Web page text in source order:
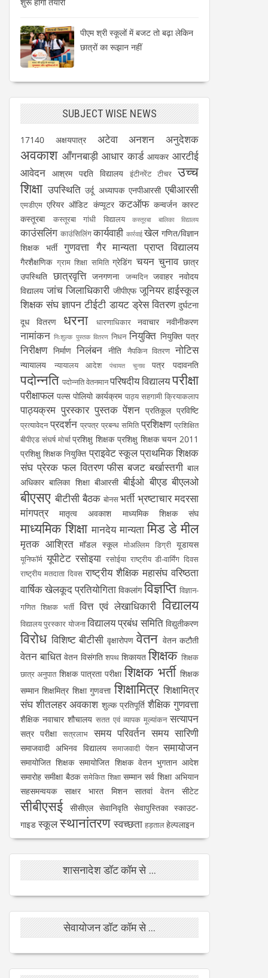
पीएम श्री स्कूलों में बजट तो बढ़ा लेकिन
छात्रों का रूझान नहीं
SUBJECT WISE NEWS
17140 अक्षयपात्र अटेवा अनशन अनुदेशक
अवकाश आँगनबाड़ी आधार कार्ड आयकर आरटीई
आवेदन आश्रम पद्दति विद्यालय इंटीनरेंट टीचर उच्च
शिक्षा उपस्थिति उर्दू अध्यापक एनपीआरसी एबीआरसी
एमडीएम एरियर ऑडिट कंप्यूटर कटऑफ कन्वर्जन कास्ट
कस्तूरबा
कस्तूरबा गांधी विद्यालय कस्तूरबा बालिका विद्यालय
काउंसलिंग काउंसिलिंग कार्यवाही कार्रवाई खेल गणित/विज्ञान
शिक्षक भर्ती
गुणवत्ता गैर मान्यता प्राप्त विद्यालय
गैरशैक्षणिक ग्राम शिक्षा समिति ग्रेडिंग चयन चुनाव छात्र
उपस्थिति छात्रवृत्ति जनगणना जन्मदिन जवाहर नवोदय
विद्यालय जांच जिलाधिकारी जीपीएफ जूनियर हाईस्कूल
शिक्षक संघ ज्ञापन टीईटी डायट ड्रेस वितरण दुर्घटना
दूध वितरण
धरना धारणाधिकार नवाचार नवीनीकरण
नामांकन निःशुल्क पुस्तक वितरण निधन नियुक्ति नियुक्ति पत्र
निरीक्षण निर्माण निलंबन नीति नैपकिन वितरण नोटिस
न्यायालय न्यायालय आदेश पंचायत चुनाव पत्र पदावनति
पदोन्नति पदोन्नति वेतनमानपरिषदीय विद्यालयपरीक्षा
परीक्षाफल पल्स पोलियो कार्यक्रम पाठ्य सहगामी क्रियाकलाप
पाठ्यक्रम पुरस्कार पुस्तक पेंशन प्रतिकूल प्रविष्टि
प्रत्यावेदन प्रदर्शन प्रपत्र प्रबन्ध समिति प्रशिक्षण प्रशिक्षित
बीपीएड संघर्ष मोर्चा प्रशिक्षु शिक्षक प्रशिक्षु शिक्षक चयन 2011
प्रशिक्षु शिक्षक नियुक्ति प्राइवेट स्कूलप्राथमिक शिक्षक
संघ प्रेरक फल वितरण फीस बजट बर्खास्तगी बाल
अधिकार बालिका शिक्षा बीआरसी बीईओ बीएड बीएलओ
बीएसए बीटीसी बैठक बोनस भर्ती भ्रष्टाचार मदरसा
मांगपत्र
मातृत्व अवकाश माध्यमिक शिक्षक संघ
माध्यमिक शिक्षा मानदेय मान्यता मिड डे मील
मृतक आश्रित मॉडल स्कूल मोअल्लिम डिग्री यूडायस
यूनिफॉर्म यूपीटेट रसोइया रसोईया राष्ट्रीय डी-वार्मिंग दिवस
राष्ट्रीय मतदाता दिवस राष्ट्रीय शैक्षिक महासंघ वरिष्ठता
वार्षिक खेलकूद प्रतियोगिता विकलांग विज्ञप्ति विज्ञान-
गणित शिक्षक भर्ती वित्त एवं लेखाधिकारी विद्यालय
विद्यालय पुरस्कार योजनाविद्यालय प्रबंध समिति विद्युतीकरण
विरोध विशिष्ट बीटीसी वृक्षारोपण वेतन वेतन कटौती
वेतन बाधित वेतन विसंगति शपथ शिकायत शिक्षक शिक्षक
छात्र अनुपात शिक्षक पात्रता परीक्षा शिक्षक भर्ती शिक्षक
सम्मान शिक्षमित्र शिक्षा गुणवत्ता शिक्षामित्र शिक्षामित्र
संघ शीतलहर अवकाश शुल्क प्रतिपूर्ति शैक्षिक गुणवत्ता
शैक्षिक नवाचार शौचालय सतत एवं व्यापक मूल्यांकन सत्यापन
सत्र परीक्षा सत्रलाभ समय परिवर्तन समय सारिणी
समाजवादी अभिनव विद्यालय समाजवादी पेंशन समायोजन
समायोजित शिक्षक समायोजित शिक्षक वेतन भुगतान आदेश
समारोह समीक्षा बैठक समेकित शिक्षा सम्मान सर्व शिक्षा अभियान
सहसमन्वयक
साक्षर भारत मिशन सातवां वेतन सीटेट
सीबीएसई सीसीएल सेवानिवृति सेवापुस्तिका स्काउट-
गाइड स्कूलस्थानांतरण स्वच्छता हड़तालहेल्पलाइन
शासनादेश डॉट कॉम से ...
सेवायोजन डॉट कॉम से ...